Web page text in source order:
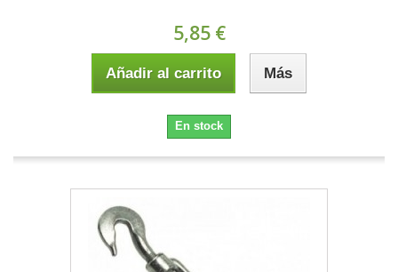
5,85 €
Añadir al carrito Más
En stock